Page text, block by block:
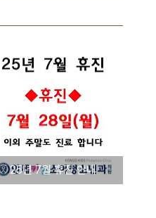
25년 7월 휴진 안내